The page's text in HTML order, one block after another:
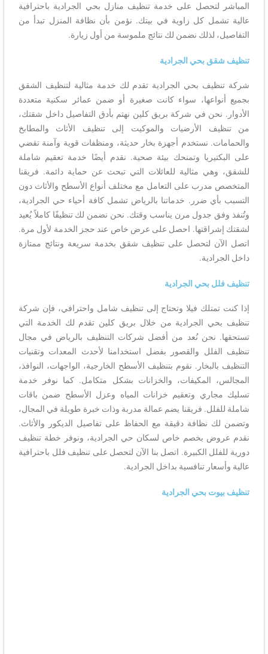
المباشر لتحصل على خدمة تنظيف منازل بحي الجرادية باحترافية
عالية تشمل كل زاوية في بيتك. نؤمن بأن نظافة المنزل تبدأ من
التفاصيل، لذلك نضمن لك نتائج ملموسة من أول زيارة.
تنظيف شقق بحي الجرادية
شركة تنظيف بحي الجرادية تقدم لك خدمة مثالية لتنظيف الشقق
بجميع أنواعها، سواء كانت صغيرة أو ضمن عمائر سكنية متعددة
الأدوار. نحن في شركة بريق كلين نهتم بأدق التفاصيل داخل شقتك،
من تنظيف الأرضيات والموكيت إلى تنظيف الأثاث والمطابخ
والحمامات. نستخدم أجهزة بخار حديثة، ومنظفات قوية وآمنة تقضي
على البكتيريا وتمنحك بيئة صحية. نقدم أيضًا خدمة تعقيم شاملة
للشقق، وهي مثالية للعائلات التي تبحث عن حماية دائمة. فريقنا
المتخصص مدرب على التعامل مع مختلف أنواع الأسطح والأثاث دون
التسبب بأي ضرر. خدماتنا بالرياض تشمل كافة أحياء حي الجرادية،
وتُنفذ وفق جدول مرن يناسب وقتك. نحن نضمن لك تنظيفًا كاملاً يُعيد
لشقتك إشراقتها. احصل على عرض خاص عند حجز الخدمة لأول مرة.
اتصل الآن لتحصل على تنظيف شقق بخدمة سريعة ونتائج ممتازة
داخل الجرادية.
تنظيف فلل بحي الجرادية
إذا كنت تمتلك فيلا وتحتاج إلى تنظيف شامل واحترافي، فإن شركة
تنظيف بحي الجرادية من خلال بريق كلين تقدم لك الخدمة التي
تستحقها. نحن نُعد من أفضل شركات التنظيف بالرياض في مجال
تنظيف الفلل والقصور بفضل استخدامنا لأحدث المعدات وتقنيات
التنظيف بالبخار. نقوم بتنظيف الأسطح الخارجية، الواجهات، النوافذ،
المجالس، المكيفات، والخزانات بشكل متكامل. كما نوفر خدمة
تسليك مجاري وتعقيم خزانات المياه وعزل الأسطح ضمن باقات
شاملة للفلل. فريقنا يضم عمالة مدربة وذات خبرة طويلة في المجال،
وتضمن لك نظافة دقيقة مع الحفاظ على تفاصيل الديكور والأثاث.
نقدم عروض بخصم خاص لسكان حي الجرادية، ونوفر خطة تنظيف
دورية للفلل الكبيرة. اتصل بنا الآن لتحصل على تنظيف فلل باحترافية
عالية وأسعار تنافسية بداخل الجرادية.
تنظيف بيوت بحي الجرادية